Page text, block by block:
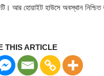
আর হোয়াইট হাউসে অবস্থান নিশ্চিত
THIS ARTICLE